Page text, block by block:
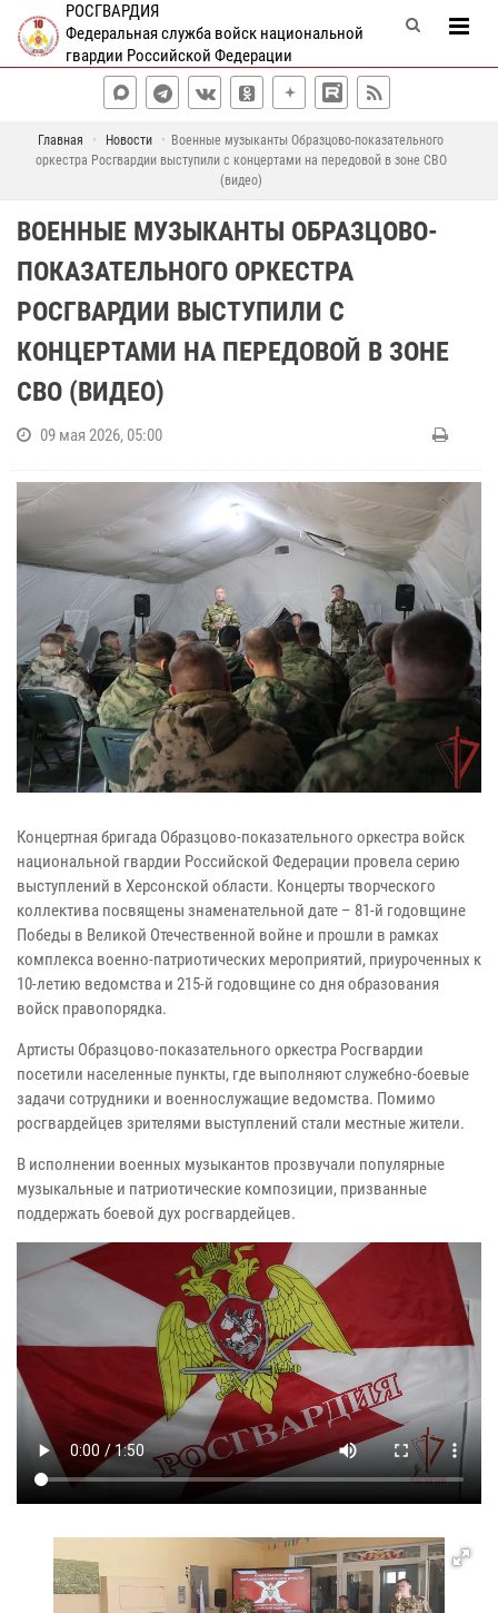
РОСГВАРДИЯ
Федеральная служба войск национальной
гвардии Российской Федерации
Главная Новости
Военные музыканты Образцово-показательного
оркестра Росгвардии выступили с концертами на передовой в зоне СВО
(видео)
ВОЕННЫЕ МУЗЫКАНТЫ ОБРАЗЦОВО-
ПОКАЗАТЕЛЬНОГО ОРКЕСТРА
РОСГВАРДИИ ВЫСТУПИЛИ С
КОНЦЕРТАМИ НА ПЕРЕДОВОЙ В ЗОНЕ
СВО (ВИДЕО)
09 мая 2026, 05:00
Концертная бригада Образцово-показательного оркестра войск
национальной гвардии Российской Федерации провела серию
выступлений в Херсонской области. Концерты творческого
коллектива посвящены знаменательной дате – 81-й годовщине
Победы в Великой Отечественной войне и прошли в рамках
комплекса военно-патриотических мероприятий, приуроченных к
10-летию ведомства и 215-й годовщине со дня образования
войск правопорядка.
Артисты Образцово-показательного оркестра Росгвардии
посетили населенные пункты, где выполняют служебно-боевые
задачи сотрудники и военнослужащие ведомства. Помимо
росгвардейцев зрителями выступлений стали местные жители.
В исполнении военных музыкантов прозвучали популярные
музыкальные и патриотические композиции, призванные
поддержать боевой дух росгвардейцев.